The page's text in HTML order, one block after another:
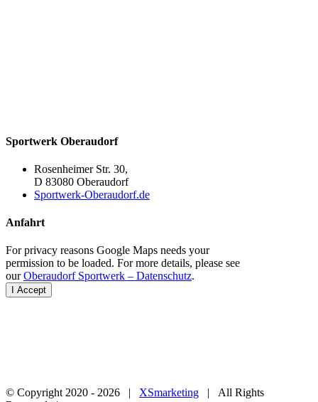
Sportwerk Oberaudorf
Rosenheimer Str. 30,
D 83080 Oberaudorf
Sportwerk-Oberaudorf.de
Anfahrt
For privacy reasons Google Maps needs your
permission to be loaded. For more details, please see
ourOberaudorf Sportwerk – Datenschutz.
I Accept
© Copyright 2020 - 2026 | XSmarketing | All Rights